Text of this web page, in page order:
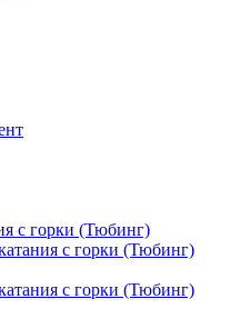
с горки (Тюбинг)
с горки (Тюбинг)
с горки (Тюбинг)